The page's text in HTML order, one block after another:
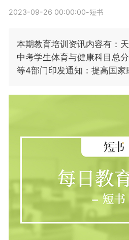
2023-09-26 00:00:00-短书
本期教育培训资讯内容有：
中考学生体育与健康科目总
等4部门印发通知：提高国家